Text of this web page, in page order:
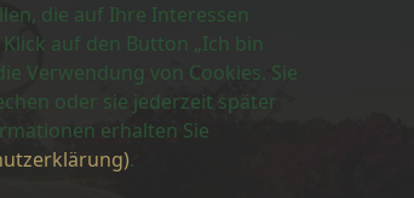
die auf Ihre Interessen
auf den Button „Ich bin
Verwendung von Cookies. Sie
oder sie jederzeit später
erhalten Sie
.